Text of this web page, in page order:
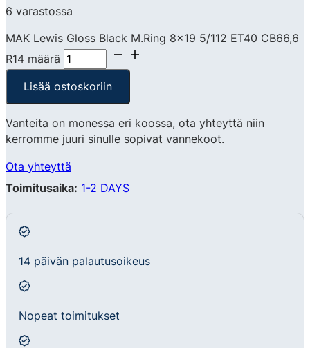
6 varastossa
MAK Lewis Gloss Black M.Ring 8x19 5/112 ET40 CB66,6
R14 määrä
Lisää ostoskoriin
Vanteita on monessa eri koossa, ota yhteyttä niin
kerromme juuri sinulle sopivat vannekoot.
Ota yhteyttä
Toimitusaika: 1-2 DAYS
14 päivän palautusoikeus
Nopeat toimitukset